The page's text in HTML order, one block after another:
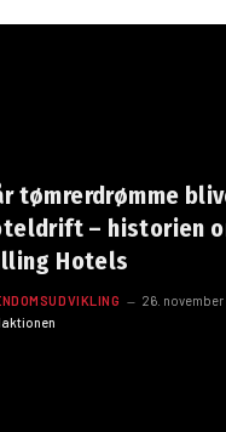
tømrerdrømme
– historien
Hotels
26.